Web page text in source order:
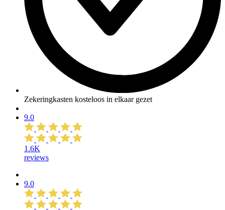
Zekeringkasten kosteloos in elkaar gezet
9.0
1.6K
reviews
9.0